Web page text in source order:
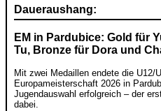
Daueraushang:
EM in Pardubice: Gold für
Tu, Bronze für Dora und
Mit zwei Medaillen endete die U12/
Europameisterschaft 2026 in
Jugendauswahl erfolgreich – der
dabei.